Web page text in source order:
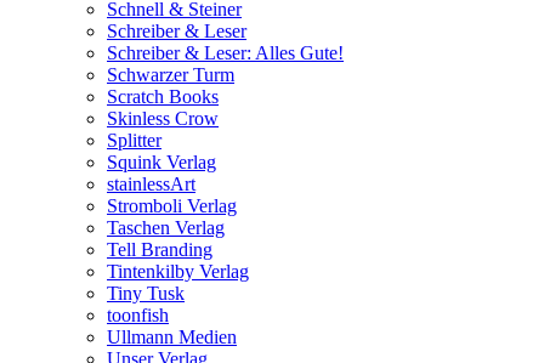
Schnell & Steiner
Schreiber & Leser
Schreiber & Leser: Alles Gute!
Schwarzer Turm
Scratch Books
Skinless Crow
Splitter
Squink Verlag
stainlessArt
Stromboli Verlag
Taschen Verlag
Tell Branding
Tintenkilby Verlag
Tiny Tusk
toonfish
Ullmann Medien
Unser Verlag